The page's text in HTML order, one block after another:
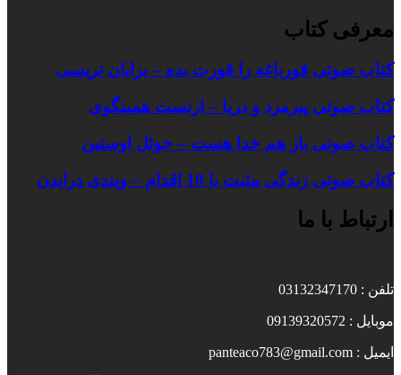
معرفی کتاب
کتاب صوتی قورباغه را قورت بده – برایان تریسی
کتاب صوتی پیرمرد و دریا – ارنست همینگوی
کتاب صوتی باز هم خدا هست – جوئل اوستین
کتاب صوتی زندگی مثبت با 10 اقدام – ویندی درایدن
ارتباط با ما
تلفن : 03132347170
موبایل : 09139320572
ایمیل : panteaco783@gmail.com